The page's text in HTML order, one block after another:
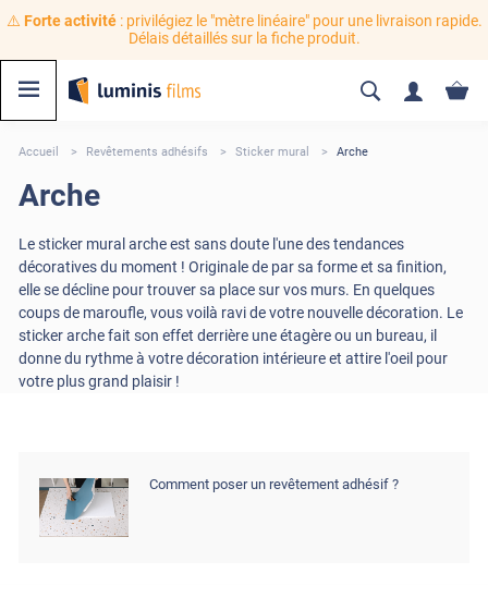
⚠️ Forte activité: privilégiez le "mètre linéaire" pour une livraison rapide.
Délais détaillés sur la fiche produit.
Accueil Revêtements adhésifs Sticker mural Arche
Arche
Le sticker mural arche est sans doute l'une des tendances
décoratives du moment ! Originale de par sa forme et sa finition,
elle se décline pour trouver sa place sur vos murs. En quelques
coups de maroufle, vous voilà ravi de votre nouvelle décoration. Le
sticker arche fait son effet derrière une étagère ou un bureau, il
donne du rythme à votre décoration intérieure et attire l'oeil pour
votre plus grand plaisir !
Comment poser un revêtement adhésif ?